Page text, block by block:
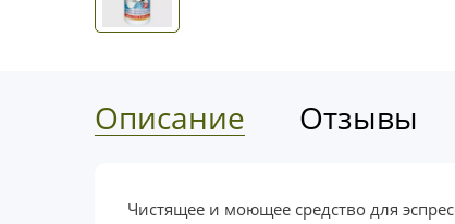
Описание Отзывы
Чистящее и моющее средство для